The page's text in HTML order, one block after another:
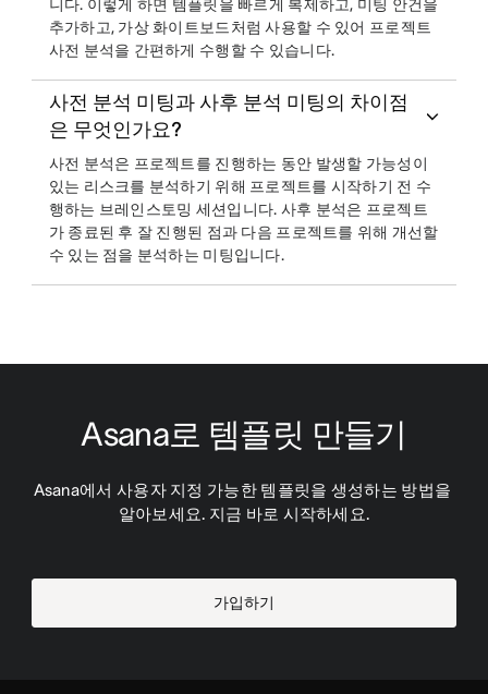
니다. 이렇게 하면 템플릿을 빠르게 복제하고, 미팅 안건을
추가하고, 가상 화이트보드처럼 사용할 수 있어 프로젝트
사전 분석을 간편하게 수행할 수 있습니다.
사전 분석 미팅과 사후 분석 미팅의 차이점
은 무엇인가요?
사전 분석은 프로젝트를 진행하는 동안 발생할 가능성이
있는 리스크를 분석하기 위해 프로젝트를 시작하기 전 수
행하는 브레인스토밍 세션입니다. 사후 분석은 프로젝트
가 종료된 후 잘 진행된 점과 다음 프로젝트를 위해 개선할
수 있는 점을 분석하는 미팅입니다.
Asana로 템플릿 만들기
Asana에서 사용자 지정 가능한 템플릿을 생성하는 방법을
알아보세요. 지금 바로 시작하세요.
가입하기